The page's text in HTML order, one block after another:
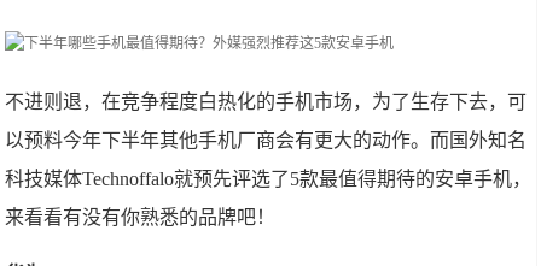
不进则退，在竞争程度白热化的手机市场，为了生存下去，可
以预料今年下半年其他手机厂商会有更大的动作。而国外知名
科技媒体Technoffalo就预先评选了5款最值得期待的安卓手机，
来看看有没有你熟悉的品牌吧！